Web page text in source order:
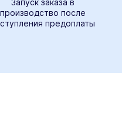
Запуск заказа в
производство после
предоплаты